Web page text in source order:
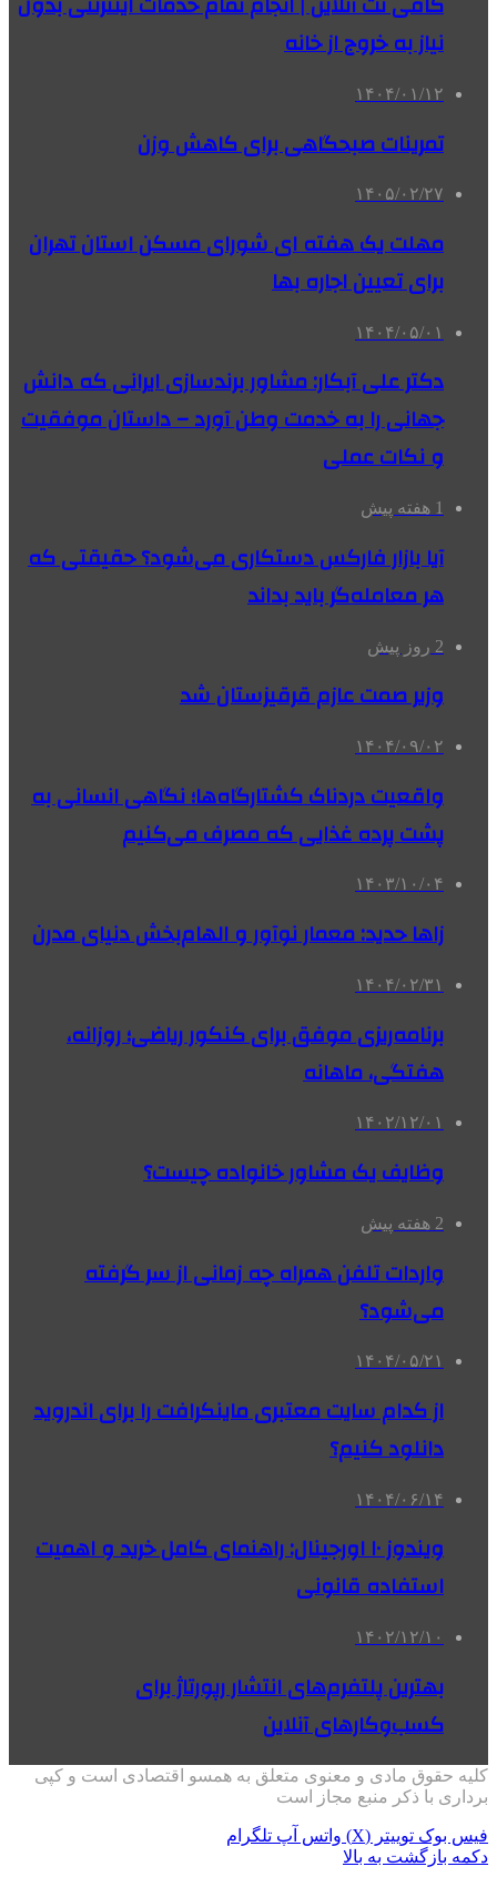
نیاز به خروج از خانه
۱۴۰۴/۰۱/۱۲
تمرینات صبحگاهی برای کاهش وزن
۱۴۰۵/۰۲/۲۷
مهلت یک هفته ای شورای مسکن استان تهران
برای تعیین اجاره بها
۱۴۰۴/۰۵/۰۱
دکتر علی آبکار: مشاور برندسازی ایرانی که دانش
جهانی را به خدمت وطن آورد – داستان موفقیت
و نکات عملی
1 هفته پیش
آیا بازار فارکس دستکاری می‌شود؟ حقیقتی که
هر معامله‌گر باید بداند
2 روز پیش
وزیر صمت عازم قرقیزستان شد
۱۴۰۴/۰۹/۰۲
واقعیت دردناک کشتارگاه‌ها؛ نگاهی انسانی به
پشت پرده غذایی که مصرف می‌کنیم
۱۴۰۳/۱۰/۰۴
زاها حدید: معمار نوآور و الهام‌بخش دنیای مدرن
۱۴۰۴/۰۲/۳۱
برنامه‌ریزی موفق برای کنکور ریاضی؛ روزانه،
هفتگی، ماهانه
۱۴۰۲/۱۲/۰۱
وظایف یک مشاور خانواده چیست؟
2 هفته پیش
واردات تلفن همراه چه زمانی از سر گرفته
می‌شود؟
۱۴۰۴/۰۵/۲۱
از کدام سایت معتبری ماینکرافت را برای اندروید
دانلود کنیم؟
۱۴۰۴/۰۶/۱۴
ویندوز ۱۰ اورجینال: راهنمای کامل خرید و اهمیت
استفاده قانونی
۱۴۰۲/۱۲/۱۰
بهترین پلتفرم‌های انتشار رپورتاژ برای
کسب‌وکارهای آنلاین
کلیه حقوق مادی و معنوی متعلق به همسو اقتصادی است و کپی
برداری با ذکر منبع مجاز است
فیس بوک توییتر (X) واتس آپ تلگرام
دکمه بازگشت به بالا